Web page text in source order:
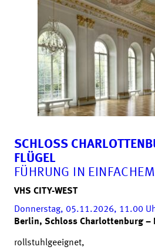
SCHLOSS
FLÜGEL
FÜHRUNG IN
VHS CITY-WEST
Donnerstag, 05.11.2026, 11.00
Berlin, Schloss Charlottenburg –
rollstuhlgeeignet,